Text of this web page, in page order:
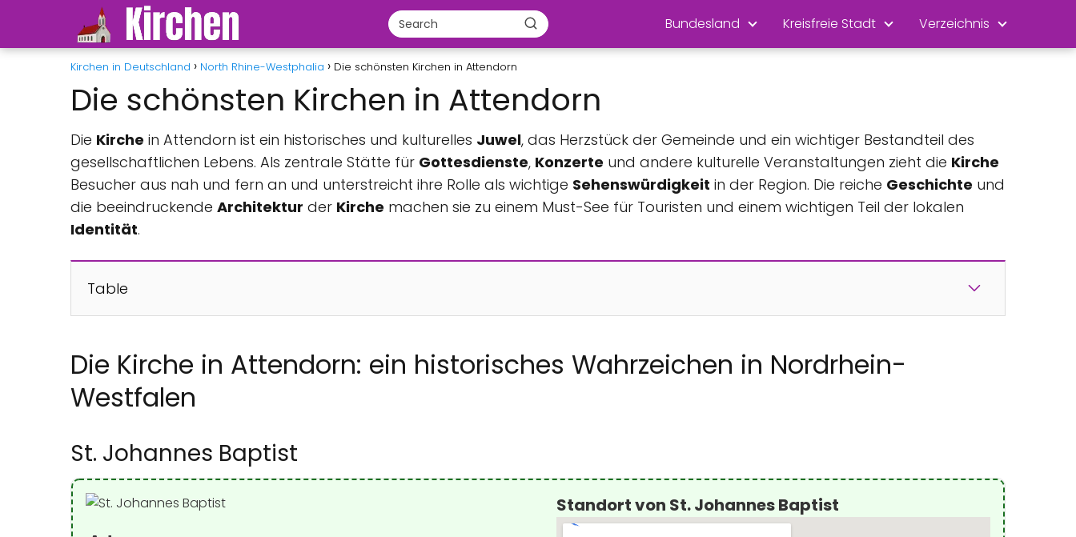
Bundesland Kreisfreie Stadt Verzeichnis
Kirchen in Deutschland North Rhine-Westphalia Die schönsten Kirchen in Attendorn
Die schönsten Kirchen in Attendorn
Die Kirche in Attendorn ist ein historisches und kulturelles Juwel, das Herzstück der Gemeinde und ein wichtiger Bestandteil des
gesellschaftlichen Lebens. Als zentrale Stätte für Gottesdienste, Konzerte und andere kulturelle Veranstaltungen zieht die Kirche
Besucher aus nah und fern an und unterstreicht ihre Rolle als wichtige Sehenswürdigkeit in der Region. Die reiche Geschichte und
die beeindruckende Architektur der Kirche machen sie zu einem Must-See für Touristen und einem wichtigen Teil der lokalen
Identität.
Table
Die Kirche in Attendorn: ein historisches Wahrzeichen in Nordrhein-
Westfalen
St. Johannes Baptist
Standort von St. Johannes Baptist